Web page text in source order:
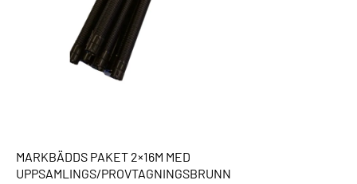
MARKBÄDDS PAKET 2×16M MED
UPPSAMLINGS/PROVTAGNINGSBRUNN